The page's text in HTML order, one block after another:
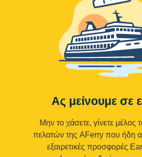
Ας μείνουμε σε
Μην το χάσετε, γίνετε μέλος
πελατών της AFerry που ήδη
εξαιρετικές προσφορές